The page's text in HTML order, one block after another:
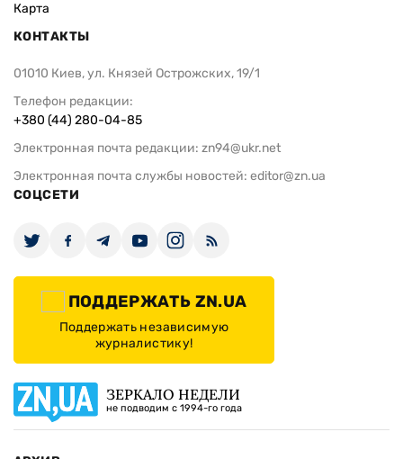
Карта
КОНТАКТЫ
01010 Киев, ул. Князей Острожских, 19/1
Телефон редакции:
+380 (44) 280-04-85
Электронная почта редакции: zn94@ukr.net
Электронная почта службы новостей: editor@zn.ua
СОЦСЕТИ
ПОДДЕРЖАТЬ ZN.UA
Поддержать независимую
журналистику!
ЗЕРКАЛО НЕДЕЛИ
не подводим с 1994-го года